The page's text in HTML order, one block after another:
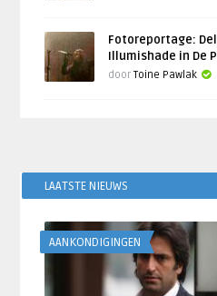
Fotoreportage:
Illumishade in De
doorToine Pawlak
LAATSTE NIEUWS
AANKONDIGINGEN